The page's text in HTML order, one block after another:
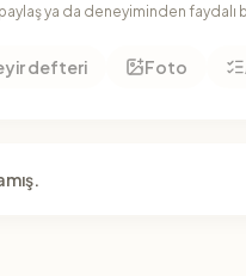
ya da deneyiminden faydalı
defteri Foto